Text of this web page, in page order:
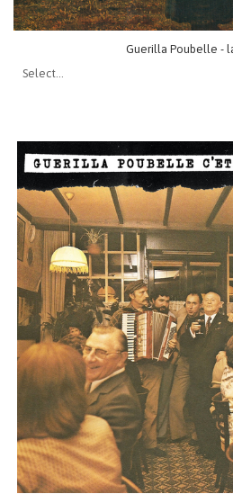
Guerilla Poubelle -